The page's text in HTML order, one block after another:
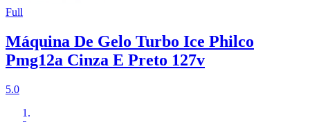
Full
Máquina De Gelo Turbo Ice Philco
Pmg12a Cinza E Preto 127v
5.0